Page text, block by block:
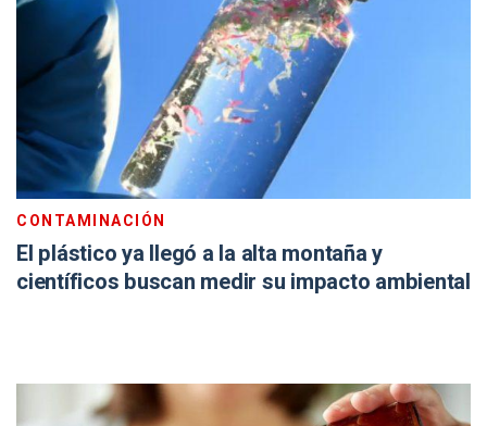
CONTAMINACIÓN
El plástico ya llegó a la alta montaña y
científicos buscan medir su impacto ambiental